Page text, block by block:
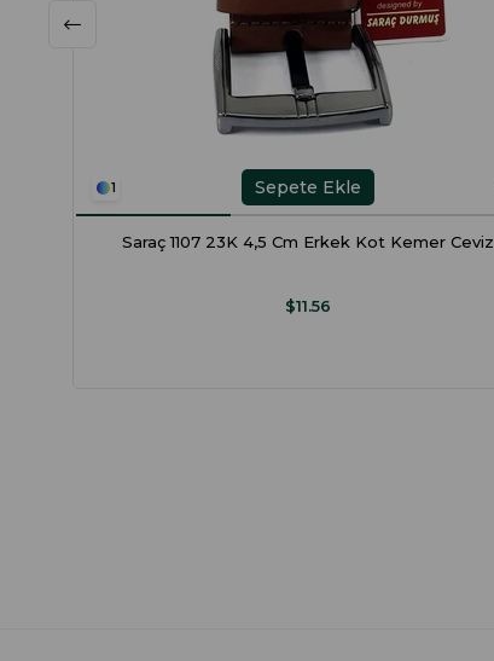
1
Saraç 1107 23K 4,5 Cm Erkek Kot Kemer Ceviz
$11.56
Sepete Ekle